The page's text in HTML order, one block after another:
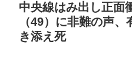
中央線はみ出し正
（49）に非難の声
き添え死